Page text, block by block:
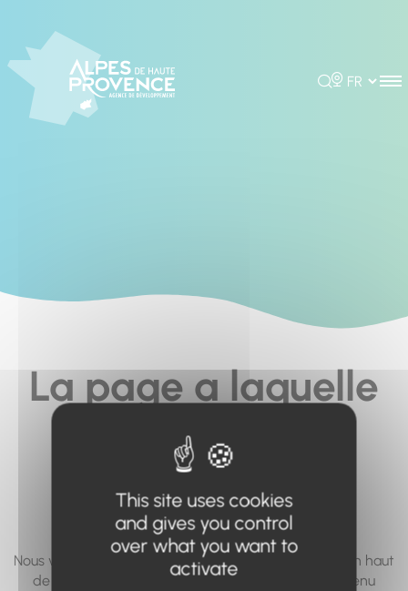
Rechercher
Choisir la
La page a laquelle
vous cherchez à
accéder n'existe
pas... ou plus.
Nous vous invitons à utiliser le moteur de recherche en haut
de page, ou à utiliser le menu pour trouver le contenu
This site uses cookies
and gives you control
over what you want to
activate